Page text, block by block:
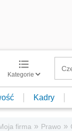
Kategorie
Kadry
firma » Prawo »